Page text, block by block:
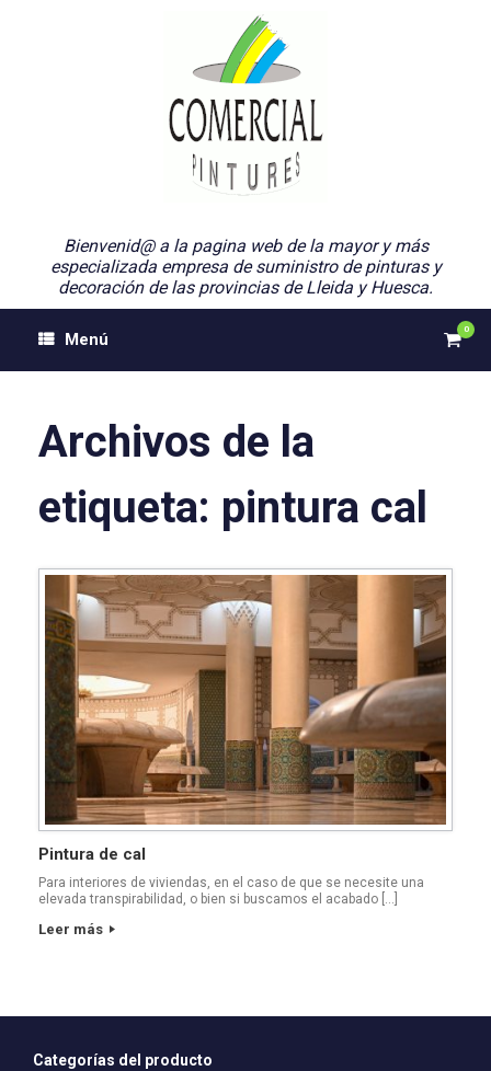
Bienvenid@ a la pagina web de la mayor y más
especializada empresa de suministro de pinturas y
decoración de las provincias de Lleida y Huesca.
Menú
Ver
0
Archivos de la
etiqueta: pintura cal
Pintura de cal
Para interiores de viviendas, en el caso de que se necesite una
elevada transpirabilidad, o bien si buscamos el acabado […]
Leer más
Categorías del producto